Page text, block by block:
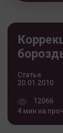
Статья
20.01.2010
12066
4 мин на